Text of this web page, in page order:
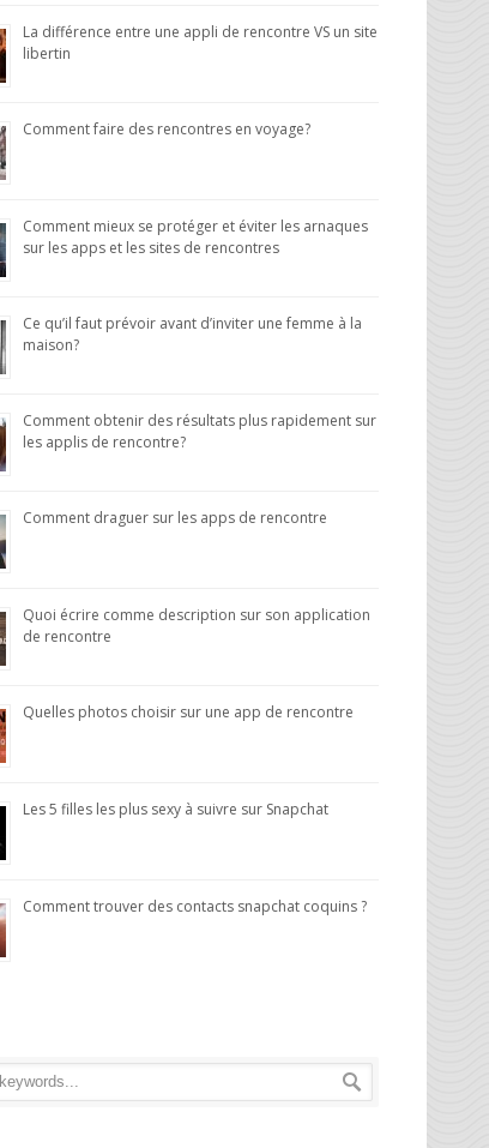
La différence entre une appli de rencontre VS un site
libertin
Comment faire des rencontres en voyage?
Comment mieux se protéger et éviter les arnaques
sur les apps et les sites de rencontres
Ce qu’il faut prévoir avant d’inviter une femme à la
maison?
Comment obtenir des résultats plus rapidement sur
les applis de rencontre?
Comment draguer sur les apps de rencontre
Quoi écrire comme description sur son application
de rencontre
Quelles photos choisir sur une app de rencontre
Les 5 filles les plus sexy à suivre sur Snapchat
Comment trouver des contacts snapchat coquins ?